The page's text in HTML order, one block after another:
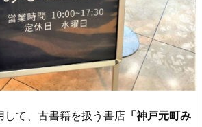
して、古書籍を扱う書店 「神戸元町み